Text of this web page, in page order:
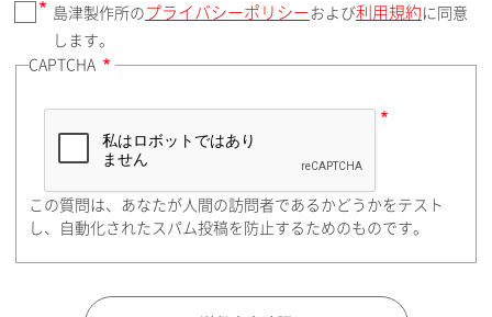
郵便番号（勤務先）
住所検索
都道府県（勤務先）
島津製作所の プライバシーポリシー および利用規約 に同意
します。
CAPTCHA
この質問は、あなたが人間の訪問者であるかどうかをテスト
し、自動化されたスパム投稿を防止するためのものです。